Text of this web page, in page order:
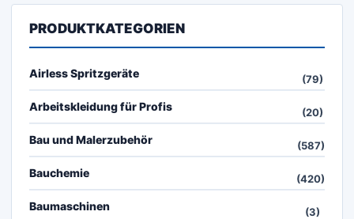
PRODUKTKATEGORIEN
Airless Spritzgeräte (79)
Arbeitskleidung für Profis (20)
Bau und Malerzubehör (587)
Bauchemie (420)
Baumaschinen (3)